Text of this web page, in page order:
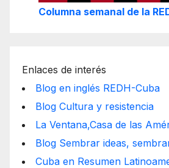
Columna semanal de la
Enlaces de interés
Blog en inglés REDH-Cuba
Blog Cultura y resistencia
La Ventana,Casa de las
Blog Sembrar ideas,
Cuba en Resumen